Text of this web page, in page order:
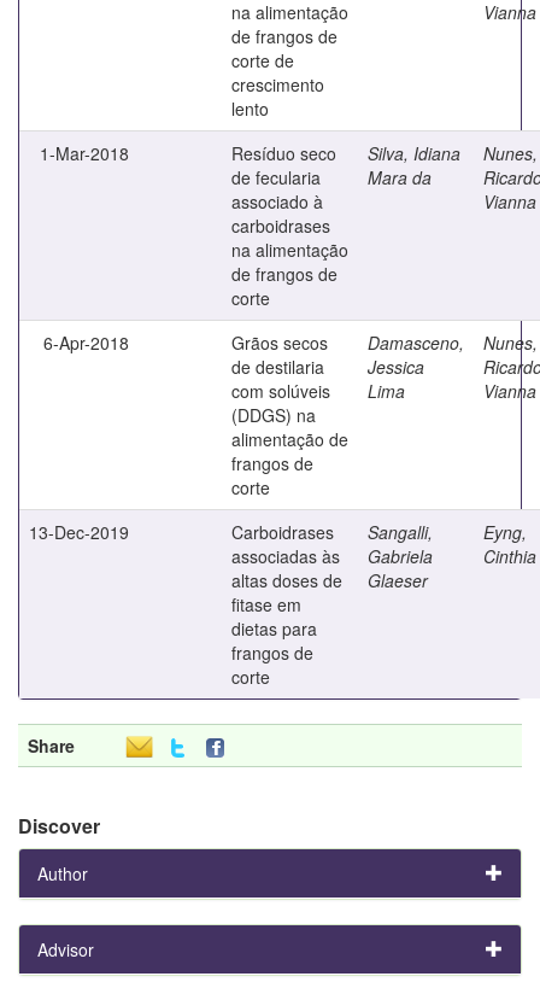
na alimentação
de frangos de
corte de
crescimento
lento
Vianna
1-Mar-2018
Resíduo seco
de fecularia
associado à
carboidrases
na alimentação
de frangos de
corte
Silva, Idiana
Mara da
Nunes,
Vianna
6-Apr-2018
Grãos secos
de destilaria
com solúveis
(DDGS) na
alimentação de
frangos de
corte
Damasceno,
Jessica
Lima
Nunes,
Vianna
13-Dec-2019
Carboidrases
associadas às
altas doses de
fitase em
dietas para
frangos de
corte
Sangalli,
Gabriela
Glaeser
Eyng,
Cinthia
Share
Discover
Author
Advisor